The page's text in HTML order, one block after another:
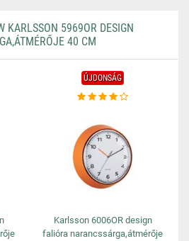
KARLSSON 5969OR DESIGN
40 CM
ÚJDONSÁG
Karlsson 6006OR design
falióra narancssárga,átmérője